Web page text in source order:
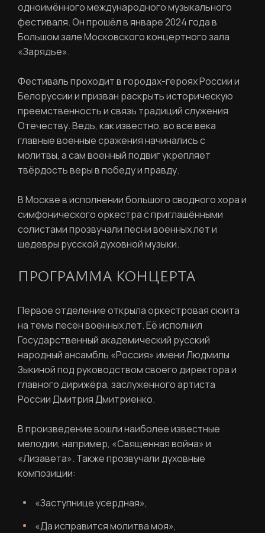
одноимённого международного музыкального
фестиваля. Он прошёл в январе 2024 года в
Большом зале Московского концертного зала
«Зарядье».
Фестиваль проходит в городах-героях России и
Белоруссии и призван раскрыть историческую
преемственность и связь традиций служения
Отечеству. Ведь, как известно, во все века
главные военные сражения начинались с
молитвы, а сам военный подвиг укрепляет
твёрдость веры в победу и правду.
В Москве в исполнении большого сводного хора и
симфонического оркестра с приглашёнными
солистами прозвучали песни военных лет и
шедевры русской духовной музыки.
ПРОГРАММА КОНЦЕРТА
Первое отделение открыла оркестровая сюита
на темы песен военных лет. Её исполнил
Государственный академический русский
народный ансамбль «Россия» имени Людмилы
Зыкиной под руководством своего директора и
главного дирижёра, заслуженного артиста
России Дмитрия Дмитриенко.
В произведение вошли наиболее известные
мелодии, например, «Священная война» и
«Лизавета». Также прозвучали духовные
композиции:
«Заступнице усердная»,
«Да исправится молитва моя»,
РЕГИСТРАЦИЯ
Ваше имя